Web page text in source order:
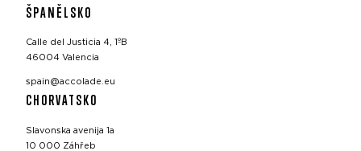
ŠPANĚLSKO
Calle del Justicia 4, 1ºB
46004 Valencia
spain@accolade.eu
CHORVATSKO
Slavonska avenija 1a
10 000 Záhřeb